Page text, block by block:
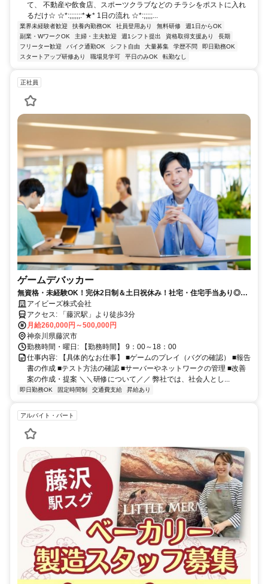
て、 不動産や飲食店、スポーツクラブなどの チラシをポストに入れ
るだけ☆ ☆*:;;;;;;:*★* 1日の流れ ☆*:;;;;;...
業界未経験者歓迎 扶養内勤務OK 社員登用あり 無料研修
週1日からOK
副業・WワークOK
主婦・主夫歓迎 週1シフト提出 資格取得支援あり
長期
フリーター歓迎
バイク通勤OK シフト自由 大量募集 学歴不問
即日勤務OK
スタートアップ研修あり
職場見学可 平日のみOK 転勤なし
正社員
ゲームデバッカー
無資格・未経験OK！完休2日制＆土日祝休み！社宅・住宅手当あり◎あ
なたの好きを仕事にしませんか？
アイビーズ株式会社
アクセス: 「藤沢駅」より徒歩3分
月給260,000円～500,000円
神奈川県藤沢市
勤務時間・曜日: 【勤務時間】 9：00～18：00
仕事内容: 【具体的なお仕事】 ■ゲームのプレイ（バグの確認） ■報告
書の作成 ■テスト方法の確認 ■サーバーやネットワークの管理 ■改善
案の作成・提案 ＼＼研修について／／ 弊社では、社会人とし...
即日勤務OK 固定時間制 交通費支給 昇給あり
アルバイト・パート